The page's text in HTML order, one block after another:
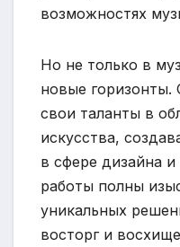
возможностях
Но не только в
новые горизонты.
свои таланты в
искусства,
в сфере дизайна и
работы полны
уникальных
восторг и